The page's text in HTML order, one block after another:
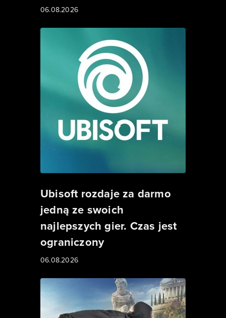
06.08.2026
Ubisoft rozdaje za darmo
jedną ze swoich
najlepszych gier. Czas jest
ograniczony
06.08.2026